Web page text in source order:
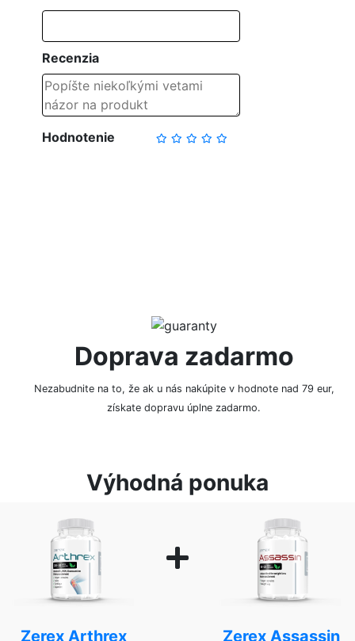
Recenzia
Hodnotenie
Doprava zadarmo
Nezabudnite na to, že ak u nás nakúpite v hodnote nad 79 eur,
získate dopravu úplne zadarmo.
Výhodná ponuka
Zerex Arthrex
Zerex Assassin